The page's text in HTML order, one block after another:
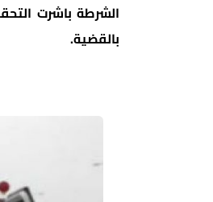
الشرطة باشرت
بالقضية.